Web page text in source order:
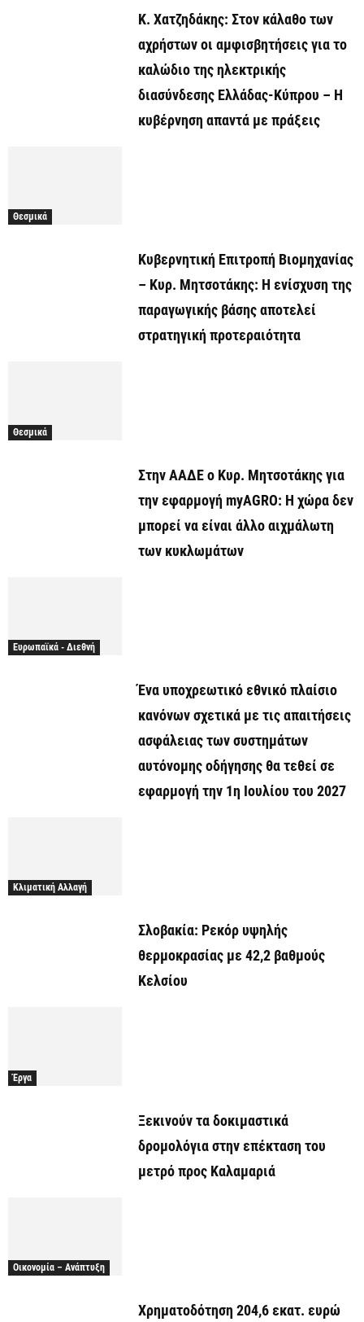
Κ. Χατζηδάκης: Στον κάλαθο των
αχρήστων οι αμφισβητήσεις για το
καλώδιο της ηλεκτρικής
διασύνδεσης Ελλάδας-Κύπρου – Η
κυβέρνηση απαντά με πράξεις
Θεσμικά
Κυβερνητική Επιτροπή Βιομηχανίας
– Κυρ. Μητσοτάκης: Η ενίσχυση της
παραγωγικής βάσης αποτελεί
στρατηγική προτεραιότητα
Θεσμικά
Στην ΑΑΔΕ ο Κυρ. Μητσοτάκης για
την εφαρμογή myAGRO: Η χώρα δεν
μπορεί να είναι άλλο αιχμάλωτη
των κυκλωμάτων
Ευρωπαϊκά - Διεθνή
Ένα υποχρεωτικό εθνικό πλαίσιο
κανόνων σχετικά με τις απαιτήσεις
ασφάλειας των συστημάτων
αυτόνομης οδήγησης θα τεθεί σε
εφαρμογή την 1η Ιουλίου του 2027
Κλιματική Αλλαγή
Σλοβακία: Ρεκόρ υψηλής
θερμοκρασίας με 42,2 βαθμούς
Κελσίου
Έργα
Ξεκινούν τα δοκιμαστικά
δρομολόγια στην επέκταση του
μετρό προς Καλαμαριά
Οικονομία – Ανάπτυξη
Χρηματοδότηση 204,6 εκατ. ευρώ